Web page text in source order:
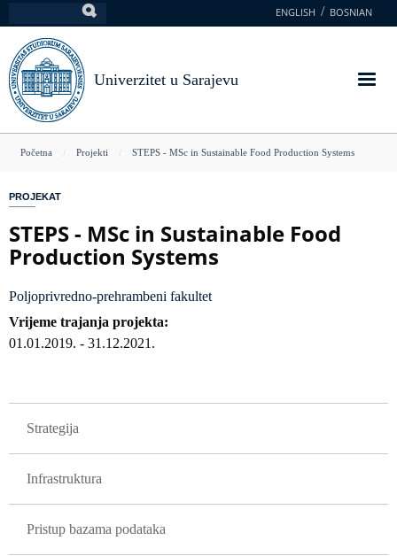
na
glavni
sadržaj
ENGLISH BOSNIAN
Univerzitet u Sarajevu
You
here
Početna Projekti STEPS - MSc in Sustainable Food Production Systems
PROJEKAT
STEPS - MSc in Sustainable Food
Production Systems
Poljoprivredno-prehrambeni fakultet
Vrijeme trajanja projekta
01.01.2019. - 31.12.2021.
Strategija
Infrastruktura
Pristup bazama podataka